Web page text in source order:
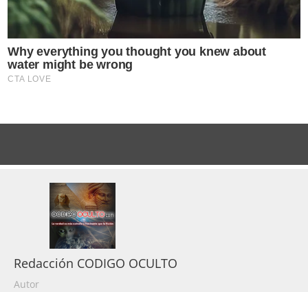
Redacción CODIGO OCULTO
Autor